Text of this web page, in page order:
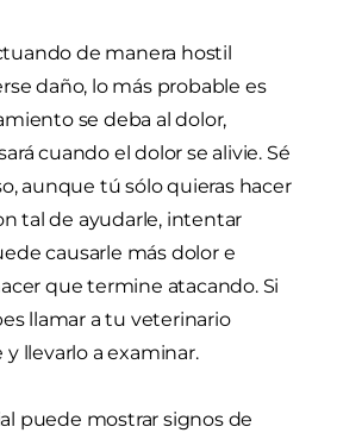
de manera hostil
daño, lo más probable es
se deba al dolor,
cuando el dolor se alivie. Sé
aunque tú sólo quieras hacer
tal de ayudarle, intentar
causarle más dolor e
que termine atacando. Si
llamar a tu veterinario
llevarlo a examinar.
puede mostrar signos de